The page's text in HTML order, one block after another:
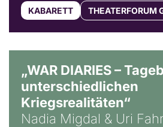
KABARETT THEATERFORUM
„WAR DIARIES –
unterschiedlichen
Kriegsrealitäten“
Nadia Migdal & Uri